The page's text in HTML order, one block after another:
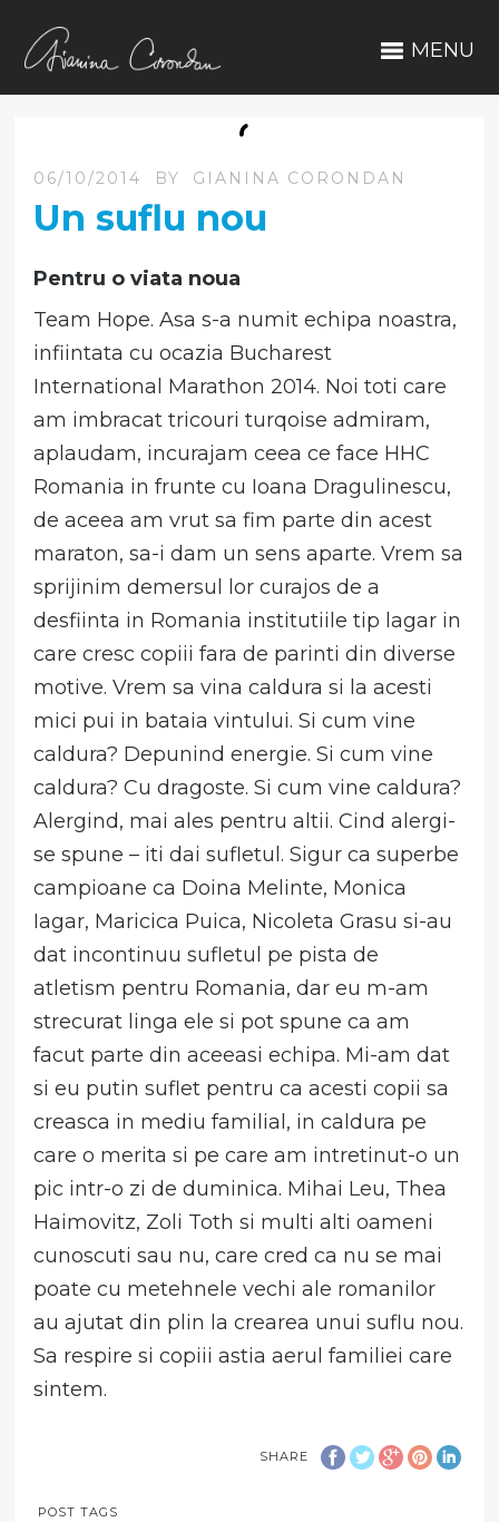
MENU
06/10/2014 BY GIANINA CORONDAN
Un suflu nou
Pentru o viata noua
Team Hope. Asa s-a numit echipa noastra,
infiintata cu ocazia Bucharest
International Marathon 2014. Noi toti care
am imbracat tricouri turqoise admiram,
aplaudam, incurajam ceea ce face HHC
Romania in frunte cu Ioana Dragulinescu,
de aceea am vrut sa fim parte din acest
maraton, sa-i dam un sens aparte. Vrem sa
sprijinim demersul lor curajos de a
desfiinta in Romania institutiile tip lagar in
care cresc copiii fara de parinti din diverse
motive. Vrem sa vina caldura si la acesti
mici pui in bataia vintului. Si cum vine
caldura? Depunind energie. Si cum vine
caldura? Cu dragoste. Si cum vine caldura?
Alergind, mai ales pentru altii. Cind alergi-
se spune – iti dai sufletul. Sigur ca superbe
campioane ca Doina Melinte, Monica
Iagar, Maricica Puica, Nicoleta Grasu si-au
dat incontinuu sufletul pe pista de
atletism pentru Romania, dar eu m-am
strecurat linga ele si pot spune ca am
facut parte din aceeasi echipa. Mi-am dat
si eu putin suflet pentru ca acesti copii sa
creasca in mediu familial, in caldura pe
care o merita si pe care am intretinut-o un
pic intr-o zi de duminica. Mihai Leu, Thea
Haimovitz, Zoli Toth si multi alti oameni
cunoscuti sau nu, care cred ca nu se mai
poate cu metehnele vechi ale romanilor
au ajutat din plin la crearea unui suflu nou.
Sa respire si copiii astia aerul familiei care
sintem.
SHARE
POST TAGS